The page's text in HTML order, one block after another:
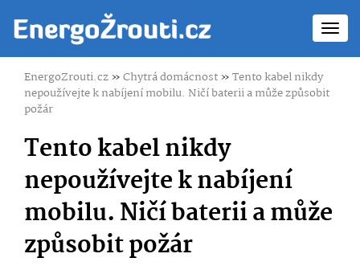
EnergoZrouti.cz»Chytrá domácnost»Tento kabel nikdy
nepoužívejte k nabíjení mobilu. Ničí baterii a může způsobit
požár
Tento kabel nikdy
nepoužívejte k nabíjení
mobilu. Ničí baterii a může
způsobit požár